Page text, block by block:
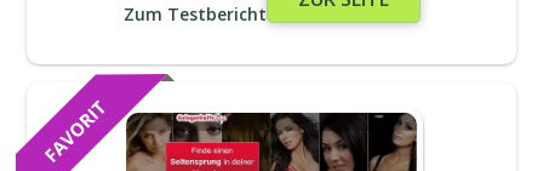
Zum Testbericht